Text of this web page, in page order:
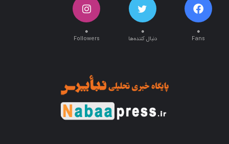
۰
Fans
۰
دنبال کننده‌ها
۰
Followers